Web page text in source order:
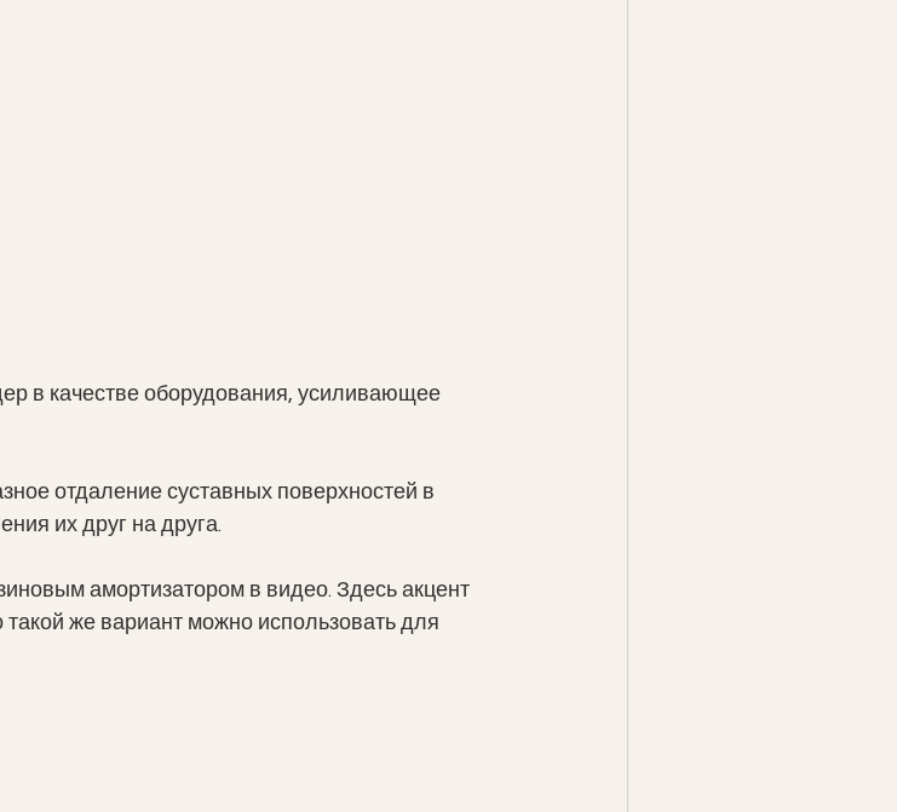
в качестве оборудования, усиливающее
отдаление суставных поверхностей в
их друг на друга.
амортизатором в видео. Здесь акцент
же вариант можно использовать для